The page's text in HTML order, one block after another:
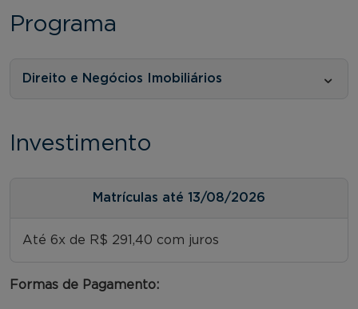
Programa
Direito e Negócios Imobiliários
Investimento
Matrículas até 13/08/2026
Até 6x de R$ 291,40 com juros
Formas de Pagamento: